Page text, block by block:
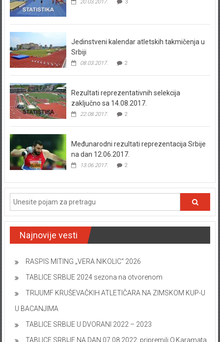
20.03.2017. 3
Jedinstveni kalendar atletskih takmičenja u
Srbiji
08.03.2017. 2
Rezultati reprezentativnih selekcija
zaključno sa 14.08.2017.
22.08.2017. 2
Međunarodni rezultati reprezentacija Srbije
na dan 12.06.2017.
13.06.2017. 2
Najnovije vesti
RASPIS MITING „VERA NIKOLIC“ 2026
TABLICE SRBIJE 2024 sezona na otvorenom
TRIJUMF KRUŠEVAČKIH ATLETIČARA NA ZIMSKOM KUP-U
U BACANJIMA
TABLICE SRBIJE U DVORANI 2022 – 2023
TABLICE SRBIJE NA DAN 07.08.2022. pripremili O.Karamata